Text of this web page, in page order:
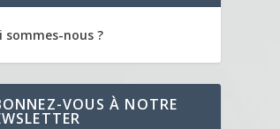
sommes-nous ?
VOUS À NOTRE